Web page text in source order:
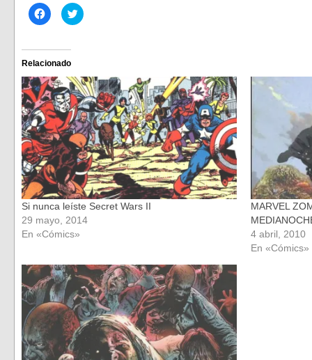
Haz
clic
Facebook
(Se
abre
en
una
ventana
nueva)
Haz
clic
en
una
ventana
nueva)
Relacionado
Si nunca leíste Secret Wars II
29 mayo, 2014
En «Cómics»
MARVEL
4 abril, 2010
En «Cómics»